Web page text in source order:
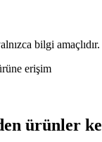
bilgi
erişim
ürünler